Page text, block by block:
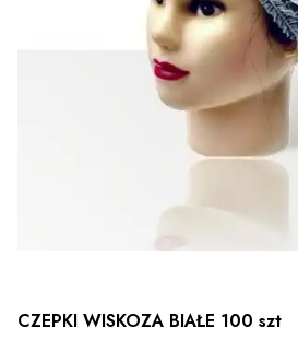
CZEPKI WISKOZA BIAŁE 100 szt